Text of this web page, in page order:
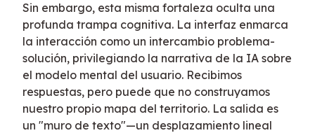
Sin embargo, esta misma fortaleza oculta una
profunda trampa cognitiva. La interfaz enmarca
la interacción como un intercambio problema-
solución, privilegiando la narrativa de la IA sobre
el modelo mental del usuario. Recibimos
respuestas, pero puede que no construyamos
nuestro propio mapa del territorio. La salida es
un "muro de texto"—un desplazamiento lineal